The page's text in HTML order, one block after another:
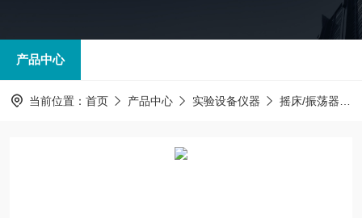
产品中心
当前位置： 首页 产品中心 实验设备仪器 摇床/振荡器